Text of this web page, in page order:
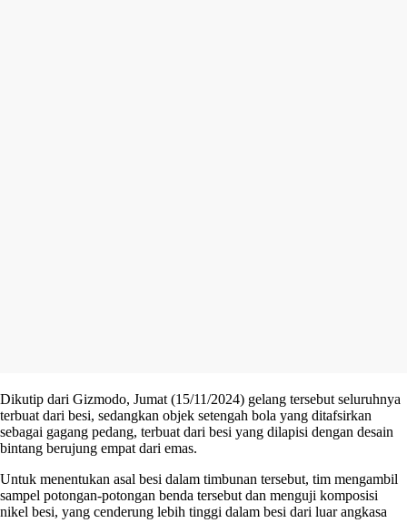
Dikutip dari Gizmodo, Jumat (15/11/2024) gelang tersebut seluruhnya
terbuat dari besi, sedangkan objek setengah bola yang ditafsirkan
sebagai gagang pedang, terbuat dari besi yang dilapisi dengan desain
bintang berujung empat dari emas.
Untuk menentukan asal besi dalam timbunan tersebut, tim mengambil
sampel potongan-potongan benda tersebut dan menguji komposisi
nikel besi, yang cenderung lebih tinggi dalam besi dari luar angkasa